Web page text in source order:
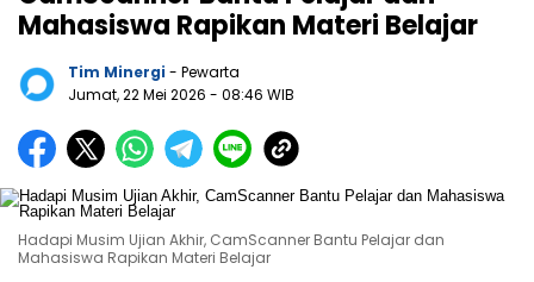
Mahasiswa Rapikan Materi Belajar
Tim Minergi - Pewarta
Jumat, 22 Mei 2026 - 08:46 WIB
Hadapi Musim Ujian Akhir, CamScanner Bantu Pelajar dan
Mahasiswa Rapikan Materi Belajar